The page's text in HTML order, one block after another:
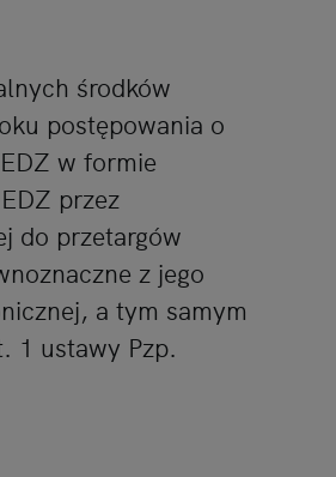
środków
postępowania o
w formie
przez
do przetargów
z jego
a tym samym
1 ustawy Pzp.